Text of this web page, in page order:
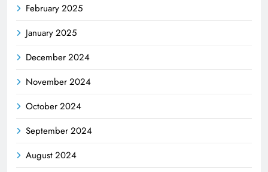
February 2025
January 2025
December 2024
November 2024
October 2024
September 2024
August 2024